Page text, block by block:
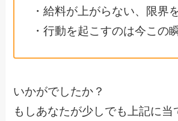
・給料が上がらない、限界
・行動を起こすのは今この
いかがでしたか？
もしあなたが少しでも上記に当